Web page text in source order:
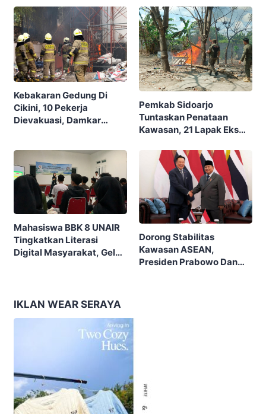
Membangun Bangsa”
Kebakaran Gedung Di
Cikini, 10 Pekerja
Dievakuasi, Damkar
Pemkab Sidoarjo
Tuntaskan Penataan
Kawasan, 21 Lapak Eks
Diratakan
Mahasiswa BBK 8 UNAIR
Tingkatkan Literasi
Digital Masyarakat, Gelar
Dorong Stabilitas
Kawasan ASEAN,
Presiden Prabowo Dan
IKLAN WEAR SERAYA